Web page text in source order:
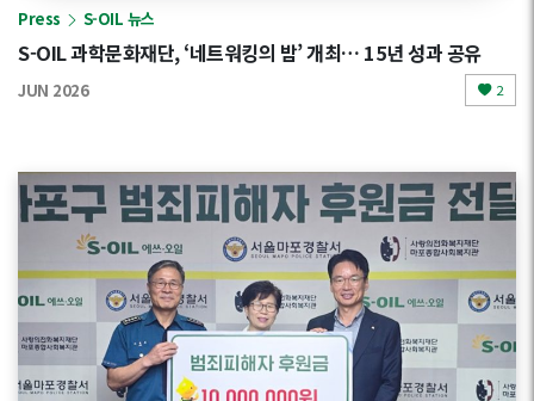
Press S-OIL 뉴스
S-OIL 과학문화재단, ‘네트워킹의 밤’ 개최… 15년 성과 공유
JUN 2026 2